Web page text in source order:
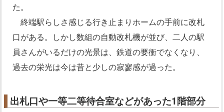
た。
終端駅らしさ感じる行き止まりホームの手前に改札
口がある。しかし数組の自動改札機が並び、二人の駅
員さんがいるだけの光景は、鉄道の要衝でなくなり、
過去の栄光は今は昔と少しの寂寥感が過った。
出札口や一等二等待合室などがあった1階部分